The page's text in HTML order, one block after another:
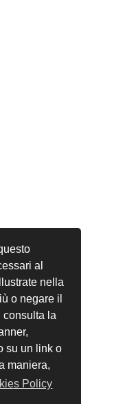
al
nella
o negare il
consulta la
su un link o
maniera,
Policy